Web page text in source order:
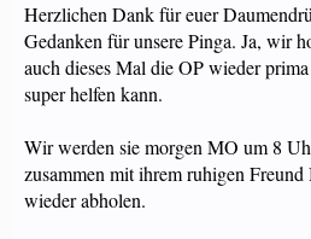
Herzlichen Dank für euer
Gedanken für unsere Pinga. Ja, wir
auch dieses Mal die OP wieder
super helfen kann.
Wir werden sie morgen MO um 8
zusammen mit ihrem ruhigen
wieder abholen.